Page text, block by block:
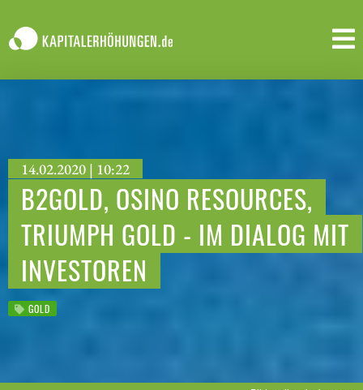
14.02.2020 | 10:22
B2GOLD, OSINO RESOURCES,
TRIUMPH GOLD - IM DIALOG MIT
INVESTOREN
GOLD